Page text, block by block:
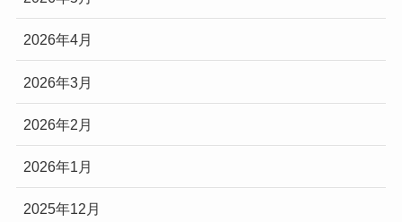
2026年4月
2026年3月
2026年2月
2026年1月
2025年12月